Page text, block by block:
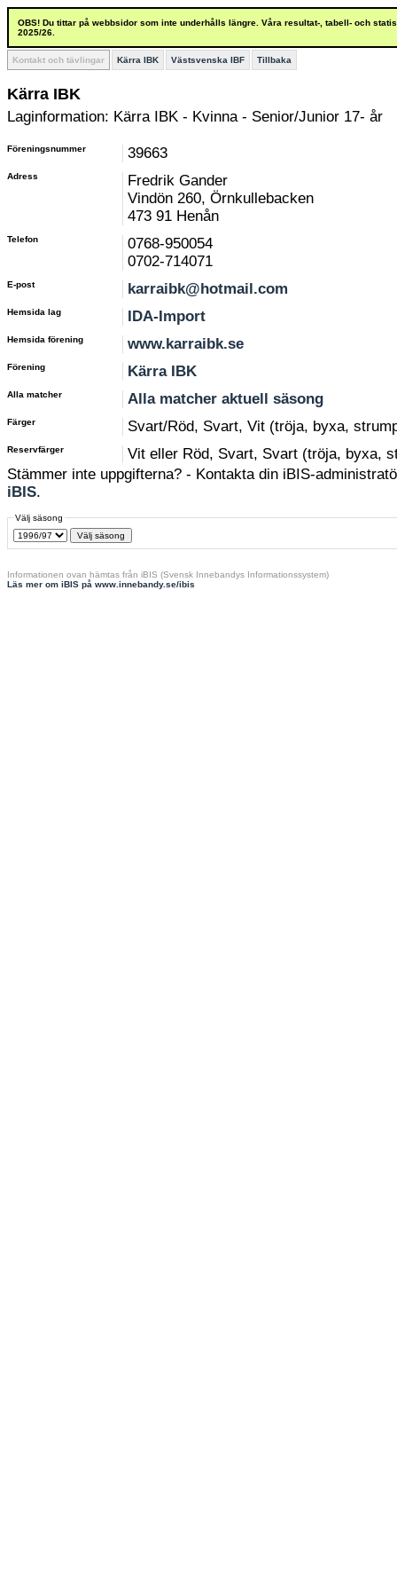
OBS! Du tittar på webbsidor som inte underhålls längre. Våra resultat-, tabell- och
2025/26.
Kontakt och tävlingar Kärra IBK Västsvenska IBF Tillbaka
Kärra IBK
Laginformation: Kärra IBK - Kvinna - Senior/Junior 17- år
Föreningsnummer 39663
Adress
Fredrik Gander
Vindön 260, Örnkullebacken
473 91 Henån
Telefon
0768-950054
0702-714071
E-post karraibk@hotmail.com
Hemsida lag IDA-Import
Hemsida förening www.karraibk.se
Förening Kärra IBK
Alla matcher Alla matcher aktuell säsong
Färger Svart/Röd, Svart, Vit (tröja, byxa,
Reservfärger
Vit eller Röd, Svart, Svart (tröja, byxa,
Stämmer inte uppgifterna? - Kontakta din iBIS-
iBIS.
Välj säsong
Informationen ovan hämtas från iBIS (Svensk Innebandys Informationssystem)
Läs mer om iBIS på www.innebandy.se/ibis